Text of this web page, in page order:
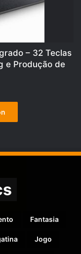
– 32 Teclas
e Produção de
Fantasia
Jogo